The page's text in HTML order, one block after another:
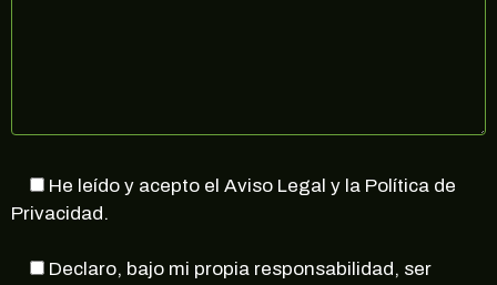
He leído y acepto el Aviso Legal y la Política de
Privacidad.
Declaro, bajo mi propia responsabilidad, ser